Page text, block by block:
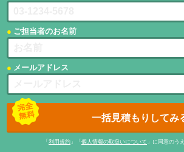
ご担当者のお名前
メールアドレス
一括見積もりしてみ
「 利用規約 」「 個人情報の取扱いについて 」に同意のう